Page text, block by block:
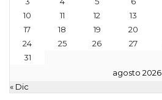
agosto 2026
10
11 12 13
17
18 19 20
24
25 26 27
31
« Dic